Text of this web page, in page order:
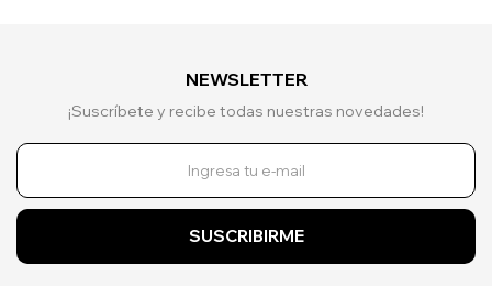
NEWSLETTER
¡Suscríbete y recibe todas nuestras novedades!
SUSCRIBIRME